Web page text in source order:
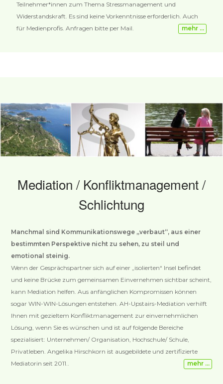
Teilnehmer*innen zum Thema Stressmanagement und
Widerstandskraft. Es sind keine Vorkenntnisse erforderlich. Auch
für Medienprofis. Anfragen bitte per Mail.
mehr …
Mediation / Konfliktmanagement /
Schlichtung
Manchmal sind Kommunikationswege „verbaut“, aus einer
bestimmten Perspektive nicht zu sehen, zu steil und
emotional steinig.
Wenn der Gesprächspartner sich auf einer „isolierten“ Insel befindet
und keine Brücke zum gemeinsamen Einvernehmen sichtbar scheint,
kann Mediation helfen. Aus anfänglichen Kompromissen können
sogar WIN-WIN-Lösungen entstehen. AH-Upstairs-Mediation verhilft
Ihnen mit gezieltem Konfliktmanagement zur einvernehmlichen
Lösung, wenn Sie es wünschen und ist auf folgende Bereiche
spezialisiert: Unternehmen/ Organisation, Hochschule/ Schule,
Privatleben. Angelika Hirschkorn ist ausgebildete und zertifizierte
Mediatorin seit 2011..
mehr …